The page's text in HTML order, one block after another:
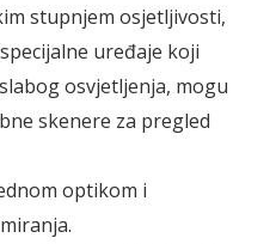
stupnjem osjetljivosti,
uređaje koji
osvjetljenja, mogu
skenere za pregled
optikom i